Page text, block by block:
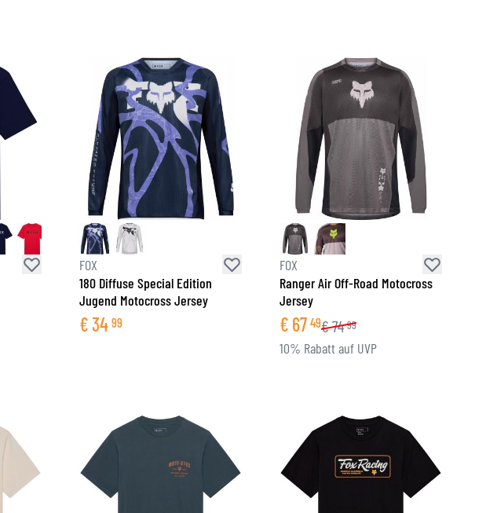
FOX
180 Diffuse Special Edition
Jugend Motocross Jersey
€34 99
FOX
Ranger Air Off-Road Motocross
Jersey
€ 67 49€74 99
10% Rabatt auf UVP